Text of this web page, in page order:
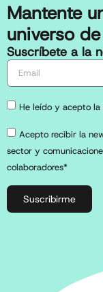
Mantente
universo
Suscríbete a la
He leído y acepto
Acepto recibir la
sector y
colaboradores*
Suscribirme